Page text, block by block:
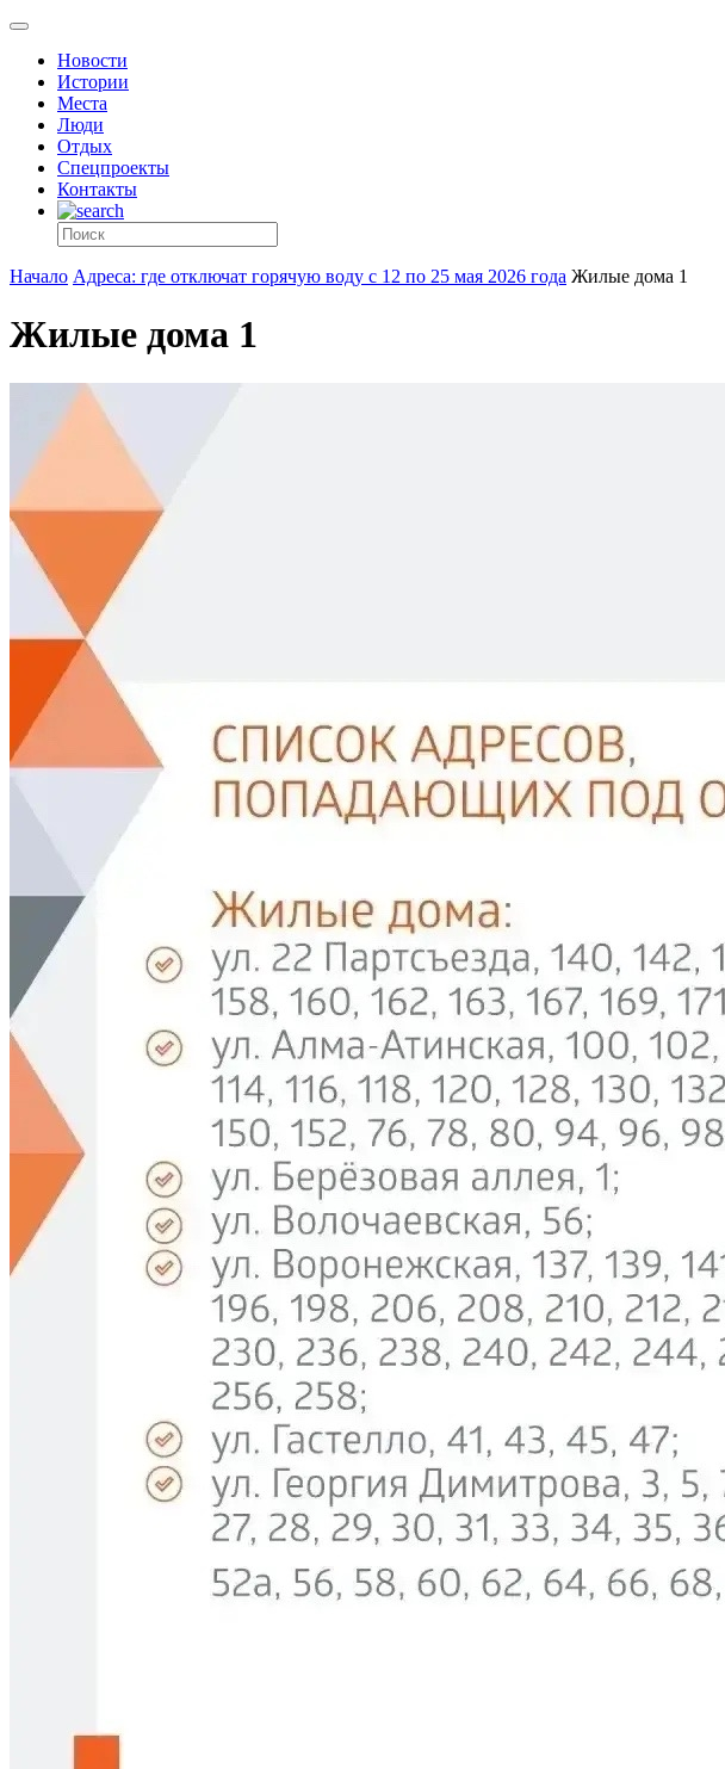
Новости
Истории
Места
Люди
Отдых
Спецпроекты
Контакты
Начало Адреса: где отключат горячую воду с 12 по 25 мая 2026 года Жилые дома 1
Жилые дома 1